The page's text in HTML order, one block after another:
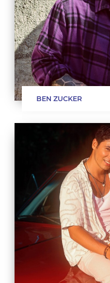
BEN ZUCKER